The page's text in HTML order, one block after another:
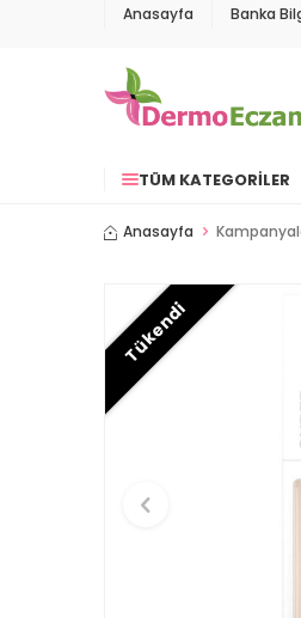
Anasayfa Banka
TÜM KATEGORILER
Anasayfa
Tükendi